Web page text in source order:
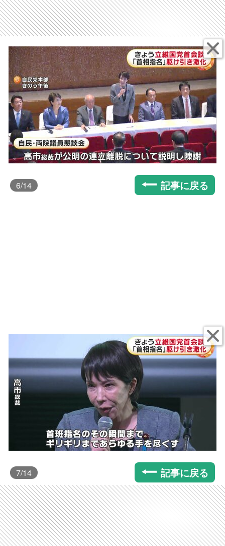
6/14 記事に戻る
7/14 記事に戻る